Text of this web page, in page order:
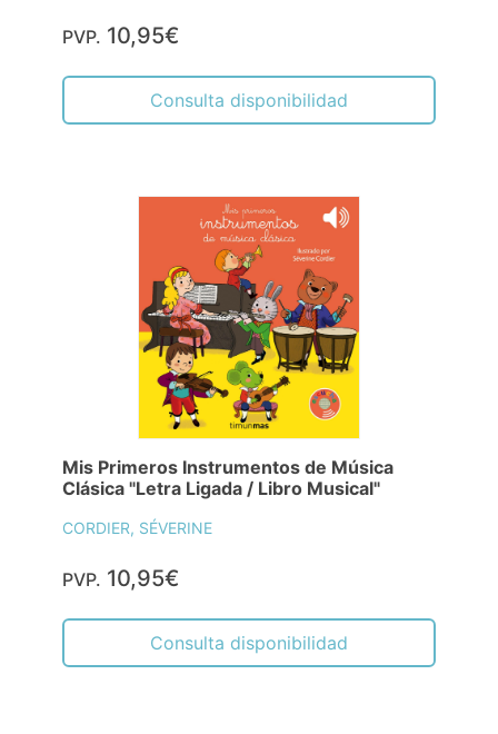
PVP. 10,95€
Consulta disponibilidad
Mis Primeros Instrumentos de Música
Clásica "Letra Ligada / Libro Musical"
CORDIER, SÉVERINE
PVP. 10,95€
Consulta disponibilidad